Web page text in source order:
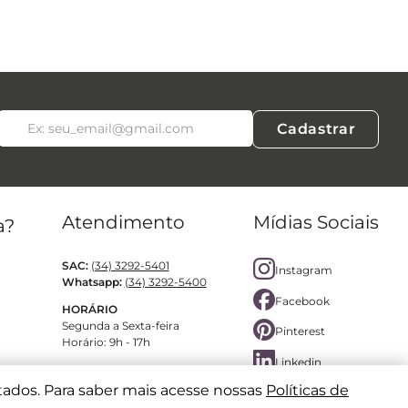
Para saber mais acesse nossas Políticas de
Cadastrar
Atendimento
SAC: (34) 3292-5401
Whatsapp: (34) 3292-5400
HORÁRIO
Segunda a Sexta-feira
Horário: 9h - 17h
Mídias Sociais
Instagram
Facebook
Pinterest
Linkedin